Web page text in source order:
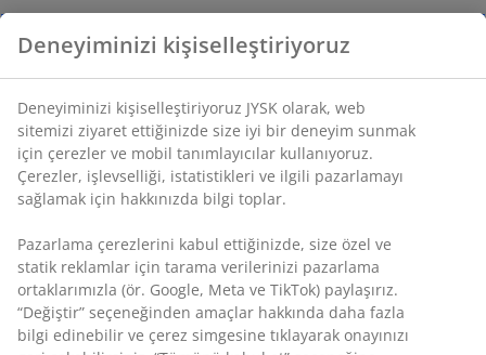
Deneyiminizi kişiselleştiriyoruz
Deneyiminizi kişiselleştiriyoruz JYSK olarak, web
sitemizi ziyaret ettiğinizde size iyi bir deneyim sunmak
için çerezler ve mobil tanımlayıcılar kullanıyoruz.
Çerezler, işlevselliği, istatistikleri ve ilgili pazarlamayı
sağlamak için hakkınızda bilgi toplar.
Pazarlama çerezlerini kabul ettiğinizde, size özel ve
statik reklamlar için tarama verilerinizi pazarlama
ortaklarımızla (ör. Google, Meta ve TikTok) paylaşırız.
“Değiştir” seçeneğinden amaçlar hakkında daha fazla
bilgi edinebilir ve çerez simgesine tıklayarak onayınızı